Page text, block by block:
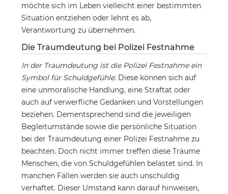
möchte sich im Leben vielleicht einer bestimmten
Situation entziehen oder lehnt es ab,
Verantwortung zu übernehmen.
Die Traumdeutung bei Polizei Festnahme
In der Traumdeutung ist die Polizei Festnahme ein
Symbol für Schuldgefühle. Diese können sich auf
eine unmoralische Handlung, eine Straftat oder
auch auf verwerfliche Gedanken und Vorstellungen
beziehen. Dementsprechend sind die jeweiligen
Begleitumstände sowie die persönliche Situation
bei der Traumdeutung einer Polizei Festnahme zu
beachten. Doch nicht immer treffen diese Träume
Menschen, die von Schuldgefühlen belastet sind. In
manchen Fällen werden sie auch unschuldig
verhaftet. Dieser Umstand kann darauf hinweisen,